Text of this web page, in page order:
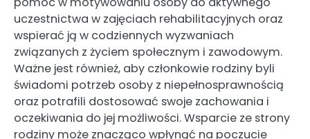
uczestnictwa w zajęciach rehabilitacyjnych oraz
wspierać ją w codziennych wyzwaniach
związanych z życiem społecznym i zawodowym.
Ważne jest również, aby członkowie rodziny byli
świadomi potrzeb osoby z niepełnosprawnością
oraz potrafili dostosować swoje zachowania i
oczekiwania do jej możliwości. Wsparcie ze strony
rodziny może znacząco wpłynąć na poczucie